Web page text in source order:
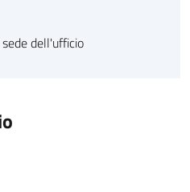
dell'ufficio